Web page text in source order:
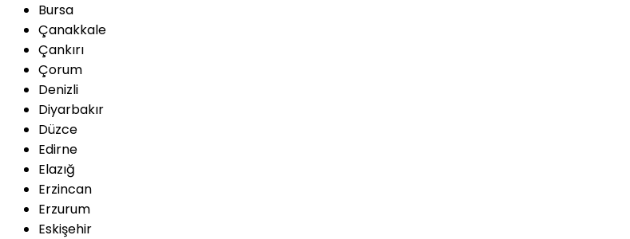
Bursa
Çanakkale
Çankırı
Çorum
Denizli
Diyarbakır
Düzce
Edirne
Elazığ
Erzincan
Erzurum
Eskişehir